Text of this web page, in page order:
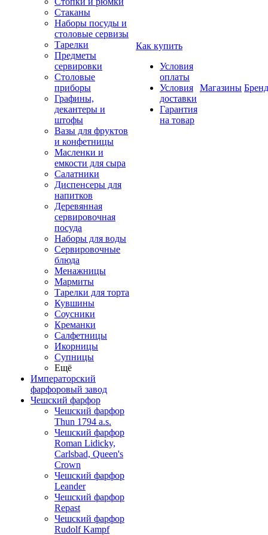
Стаканы
Наборы посуды и
столовые сервизы
Тарелки
Предметы
сервировки
Столовые
приборы
Графины,
декантеры и
штофы
Вазы для фруктов
и конфетницы
Масленки и
емкости для сыра
Салатники
Диспенсеры для
напитков
Деревянная
сервировочная
посуда
Наборы для воды
Сервировочные
блюда
Менажницы
Мармиты
Тарелки для торта
Кувшины
Соусники
Креманки
Салфетницы
Икорницы
Супницы
Ещё
Императорский
фарфоровый завод
Чешский фарфор
Чешский фарфор
Thun 1794 a.s.
Чешский фарфор
Roman Lidicky,
Carlsbad, Queen's
Crown
Чешский фарфор
Leander
Чешский фарфор
Repast
Чешский фарфор
Rudolf Kampf
Как купить
Условия
оплаты
Условия
доставки
Гарантия
на товар
Магазины